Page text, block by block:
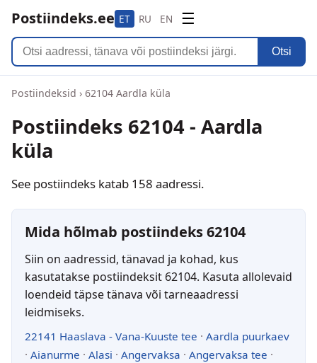
Postiindeks.ee ET RU EN ☰
Otsi
Postiindeksid › 62104 Aardla küla
Postiindeks 62104 - Aardla
küla
See postiindeks katab 158 aadressi.
Mida hõlmab postiindeks 62104
Siin on aadressid, tänavad ja kohad, kus
kasutatakse postiindeksit 62104. Kasuta allolevaid
loendeid täpse tänava või tarneaadressi
leidmiseks.
22141 Haaslava - Vana-Kuuste tee · Aardla puurkaev
· Aianurme · Alasi · Angervaksa · Angervaksa tee ·